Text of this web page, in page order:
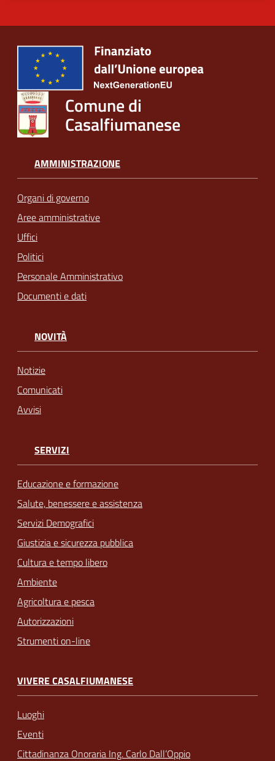
Comune di
Casalfiumanese
AMMINISTRAZIONE
Organi di governo
Aree amministrative
Uffici
Politici
Personale Amministrativo
Documenti e dati
NOVITÀ
Notizie
Comunicati
Avvisi
SERVIZI
Educazione e formazione
Salute, benessere e assistenza
Servizi Demografici
Giustizia e sicurezza pubblica
Cultura e tempo libero
Ambiente
Agricoltura e pesca
Autorizzazioni
Strumenti on-line
VIVERE CASALFIUMANESE
Luoghi
Eventi
Cittadinanza Onoraria Ing. Carlo Dall’Oppio